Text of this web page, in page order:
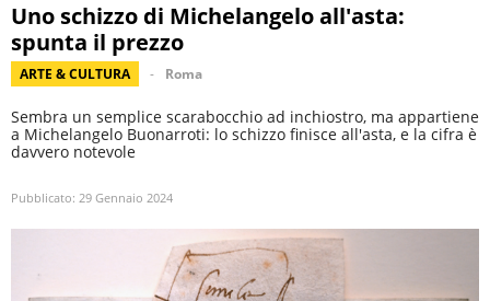
Uno schizzo di Michelangelo all'asta:
spunta il prezzo
ARTE & CULTURA Roma
Sembra un semplice scarabocchio ad inchiostro, ma appartiene
a Michelangelo Buonarroti: lo schizzo finisce all'asta, e la cifra è
davvero notevole
Pubblicato: 29 Gennaio 2024